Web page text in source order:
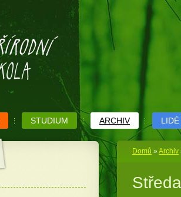
STUDIUM ARCHIV LIDÉ
Domů » Archiv